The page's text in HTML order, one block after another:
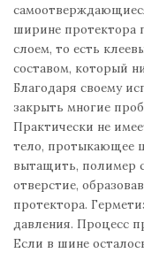
ширине
слоем, то есть
составом, который
Благодаря своему
закрыть многие
Практически не
тело, протыкающее
вытащить, полимер
отверстие,
протектора.
давления. Процесс
Если в шине